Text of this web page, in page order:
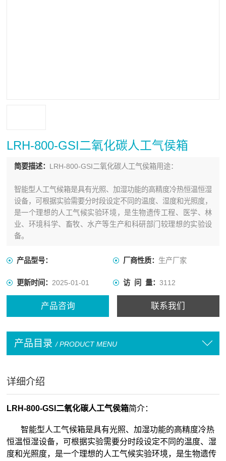
LRH-800-GSI二氧化碳人工气侯箱
简要描述： LRH-800-GSI二氧化碳人工气侯箱用途：
智能型人工气候箱是具有光照、加湿功能的高精度冷热恒温恒湿
设备，可根据实验需要分时段设定不同的温度、湿度和光照度，
是一个理想的人工气候实验环境，是生物遗传工程、医学、林
业、环境科学、畜牧、水产等生产和科研部门较理想的实验设
备。
产品型号： 厂商性质： 生产厂家
更新时间：2025-01-01 访 问 量： 3112
产品咨询 联系我们
产品目录 / PRODUCT MENU
详细介绍
LRH-800-GSI二氧化碳人工气侯箱简介：
智能型人工气候箱是具有光照、加湿功能的高精度冷热
恒温恒湿设备，可根据实验需要分时段设定不同的温度、湿
度和光照度，是一个理想的人工气候实验环境，是生物遗传